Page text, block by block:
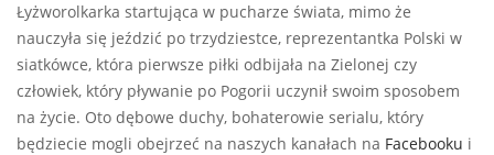
Łyżworolkarka startująca w pucharze świata, mimo że
nauczyła się jeździć po trzydziestce, reprezentantka Polski w
siatkówce, która pierwsze piłki odbijała na Zielonej czy
człowiek, który pływanie po Pogorii uczynił swoim sposobem
na życie. Oto dębowe duchy, bohaterowie serialu, który
będziecie mogli obejrzeć na naszych kanałach na Facebooku i